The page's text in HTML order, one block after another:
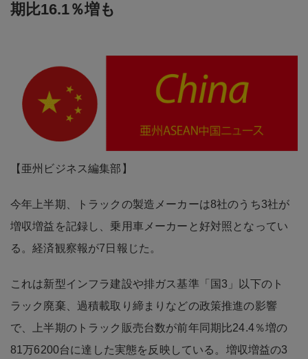
期比16.1％増も
【亜州ビジネス編集部】
今年上半期、トラックの製造メーカーは8社のうち3社が
増収増益を記録し、乗用車メーカーと好対照となってい
る。経済観察報が7日報じた。
これは新型インフラ建設や排ガス基準「国3」以下のト
ラック廃棄、過積載取り締まりなどの政策推進の影響
で、上半期のトラック販売台数が前年同期比24.4％増の
81万6200台に達した実態を反映している。増収増益の3